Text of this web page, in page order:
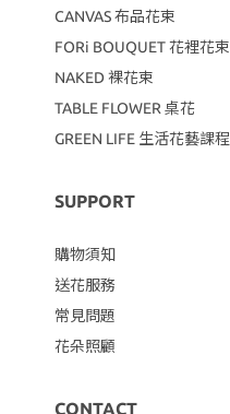
CANVAS布品花束
FORi BOUQUET 花裡花束
NAKED 裸花束
TABLE FLOWER 桌花
GREEN LIFE 生活花藝課程
SUPPORT
購物須知
送花服務
常見問題
花朵照顧
CONTACT